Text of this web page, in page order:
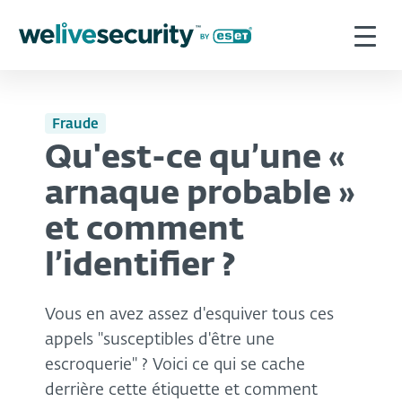
Fraude
Qu'est-ce qu’une «
arnaque probable »
et comment
l’identifier ?
Vous en avez assez d'esquiver tous ces
appels "susceptibles d'être une
escroquerie" ? Voici ce qui se cache
derrière cette étiquette et comment